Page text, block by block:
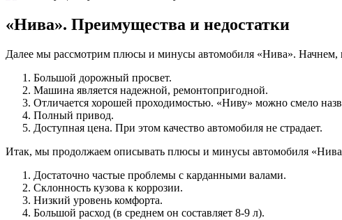
«Нива». Преимущества и недостатки
Далее мы рассмотрим плюсы и минусы автомобиля «Нива». Начнем,
Большой дорожный просвет.
Машина является надежной, ремонтопригодной.
Отличается хорошей проходимостью. «Ниву» можно смело
Полный привод.
Доступная цена. При этом качество автомобиля не страдает.
Итак, мы продолжаем описывать плюсы и минусы автомобиля
Достаточно частые проблемы с карданными валами.
Склонность кузова к коррозии.
Низкий уровень комфорта.
Большой расход (в среднем он составляет 8-9 л).